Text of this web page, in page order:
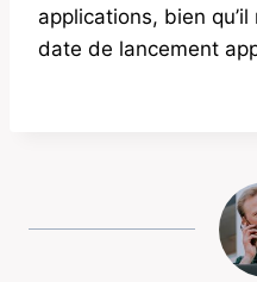
applications, bien
date de lancement